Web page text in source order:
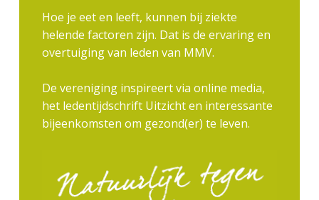
Hoe je eet en leeft, kunnen bij ziekte
helende factoren zijn. Dat is de ervaring en
overtuiging van leden van MMV.
De vereniging inspireert via online media,
het ledentijdschrift Uitzicht en interessante
bijeenkomsten om gezond(er) te leven.